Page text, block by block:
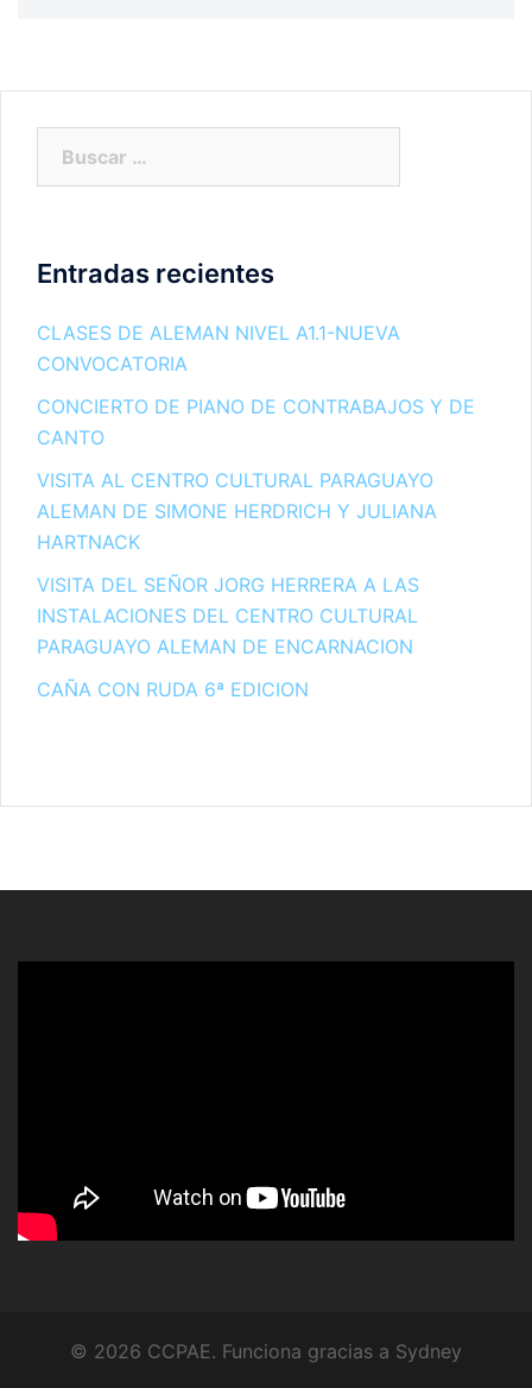
Entradas recientes
CLASES DE ALEMAN NIVEL A1.1-NUEVA
CONVOCATORIA
CONCIERTO DE PIANO DE CONTRABAJOS Y DE
CANTO
VISITA AL CENTRO CULTURAL PARAGUAYO
ALEMAN DE SIMONE HERDRICH Y JULIANA
HARTNACK
VISITA DEL SEÑOR JORG HERRERA A LAS
INSTALACIONES DEL CENTRO CULTURAL
PARAGUAYO ALEMAN DE ENCARNACION
CAÑA CON RUDA 6ª EDICION
© 2026 CCPAE. Funciona gracias a Sydney